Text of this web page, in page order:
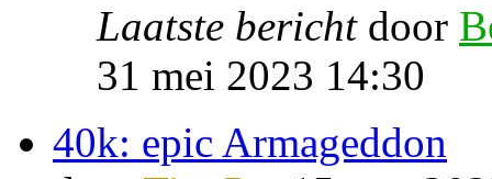
Laatste bericht door
31 mei 2023 14:30
40k: epic Armageddon